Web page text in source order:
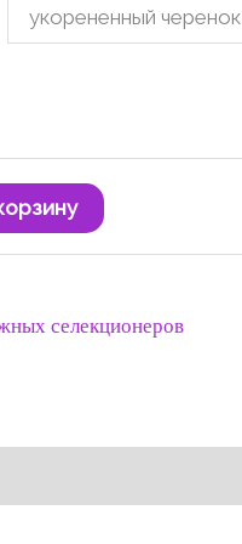
300 ₽
укорененный черенок
селекционеров